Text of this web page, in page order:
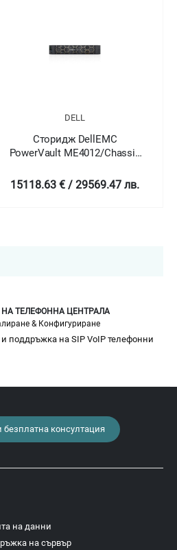
DELL
Сторидж DellEMC
PowerVault ME4012/Chassis
3.5"/2x4TB/Rails/Bezel/Dual
15118.63 € / 29569.47 лв.
ТЕЛЕФОННА ЦЕНТРАЛА
& Конфигуриране
поддръжка на SIP VoIP телефонни
консултация
на данни
на сървър